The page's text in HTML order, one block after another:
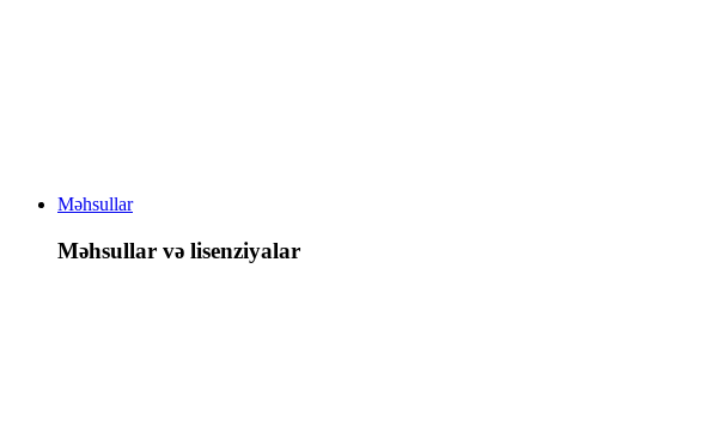
Məhsullar
Məhsullar və lisenziyalar